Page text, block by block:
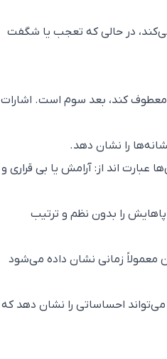
می‌کند، در حالی که تعجب یا شگفت
معطوف کند، بعد سوم است. اشارات
را نشان دهد.
اند از: آرامش یا بی قراری و
را بدون نظم و ترتیب
زمانی نشان داده می‌شود
می‌تواند احساساتی را نشان دهد که